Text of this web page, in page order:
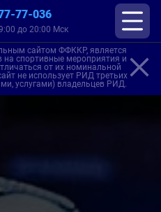
77-036
до 20:00 Мск
сайтом ФФККР, является
на спортивные мероприятия и
от их номинальной
не использует РИД третьих
услугами) владельцев РИД.